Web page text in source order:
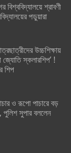
শ্রাবণী
পড়ুয়ারা
উচ্চশিক্ষায়
জ্যোতি স্কলারশিপ’ !
শিপ
ও রূপো পাচারে বড়
পুলিশ সুপার বললেন